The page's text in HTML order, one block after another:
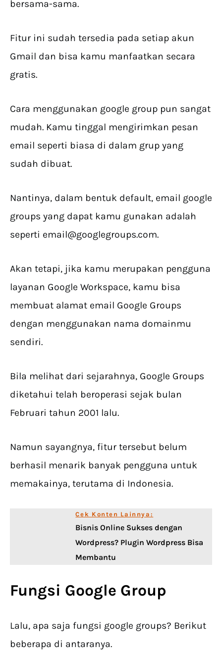
bersama-sama.
Fitur ini sudah tersedia pada setiap akun
Gmail dan bisa kamu manfaatkan secara
gratis.
Cara menggunakan google group pun sangat
mudah. Kamu tinggal mengirimkan pesan
email seperti biasa di dalam grup yang
sudah dibuat.
Nantinya, dalam bentuk default, email google
groups yang dapat kamu gunakan adalah
seperti email@googlegroups.com.
Akan tetapi, jika kamu merupakan pengguna
layanan Google Workspace, kamu bisa
membuat alamat email Google Groups
dengan menggunakan nama domainmu
sendiri.
Bila melihat dari sejarahnya, Google Groups
diketahui telah beroperasi sejak bulan
Februari tahun 2001 lalu.
Namun sayangnya, fitur tersebut belum
berhasil menarik banyak pengguna untuk
memakainya, terutama di Indonesia.
Cek Konten Lainnya:
Bisnis Online Sukses dengan
Wordpress? Plugin Wordpress Bisa
Membantu
Fungsi Google Group
Lalu, apa saja fungsi google groups? Berikut
beberapa di antaranya.